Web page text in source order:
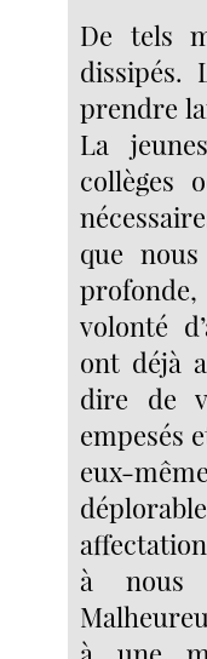
De tels
dissipés.
prendre
La
collèges
que
volonté
ont déjà
dire de
empesés
eux-
à nous